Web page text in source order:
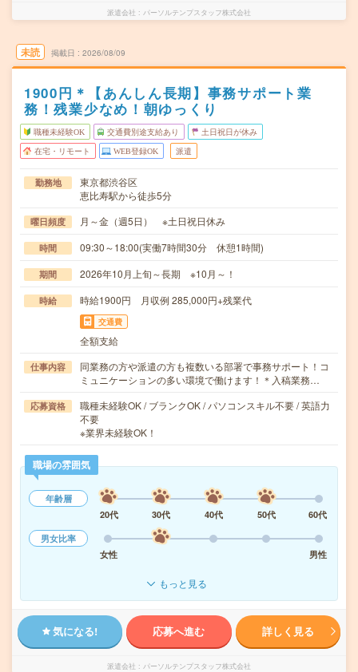
派遣会社 パーソルテンプスタッフ株式会社
未読 掲載日 2026/08/09
1900円＊【あんしん長期】事務サポート業
務！残業少なめ！朝ゆっくり
職種未経験OK 交通費別途支給あり 土日祝日が休み
在宅・リモート WEB登録OK 派遣
勤務地
東京都渋谷区
恵比寿駅から徒歩5分
曜日頻度 月～金（週5日） ※土日祝日休み
時間 09:30～18:00(実働7時間30分 休憩1時間)
期間 2026年10月上旬～長期 ※10月～！
時給 時給1900円 月収例 285,000円+残業代
交通費
全額支給
仕事内容
同業務の方や派遣の方も複数いる部署で事務サポート！コ
ミュニケーションの多い環境で働けます！＊入稿業務…
応募資格
職種未経験OK / ブランクOK / パソコンスキル不要 / 英語力
不要
※業界未経験OK！
職場の雰囲気
年齢層
20代
30代 40代 50代
60代
男女比率
女性
男性
もっと見る
気になる! 応募へ進む 詳しく見る
派遣会社 パーソルテンプスタッフ株式会社